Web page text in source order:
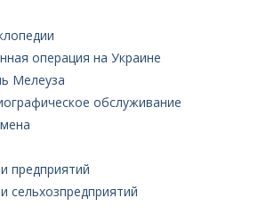
операция на Украине
Мелеуза
обслуживание
предприятий
сельхозпредприятий